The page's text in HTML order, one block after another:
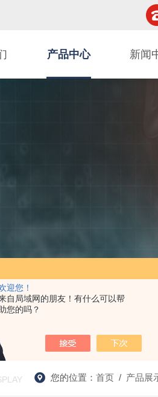
迎您！
自局域网的朋友！有什么可以帮
您的吗？
产品中心 新闻
您的位置： 首页/ 产品展